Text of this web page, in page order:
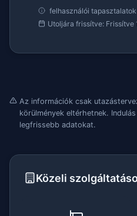
felhasználói
Utoljára frissítve: Frissítve
Az információk csak
körülmények eltérhetnek.
legfrissebb adatokat.
Közeli